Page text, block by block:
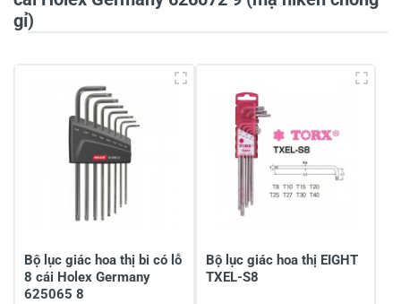
gỉ)
Bộ lục giác hoa thị bi có lỗ
8 cái Holex Germany
625065 8
Bộ lục giác hoa thị EIGHT
TXEL-S8